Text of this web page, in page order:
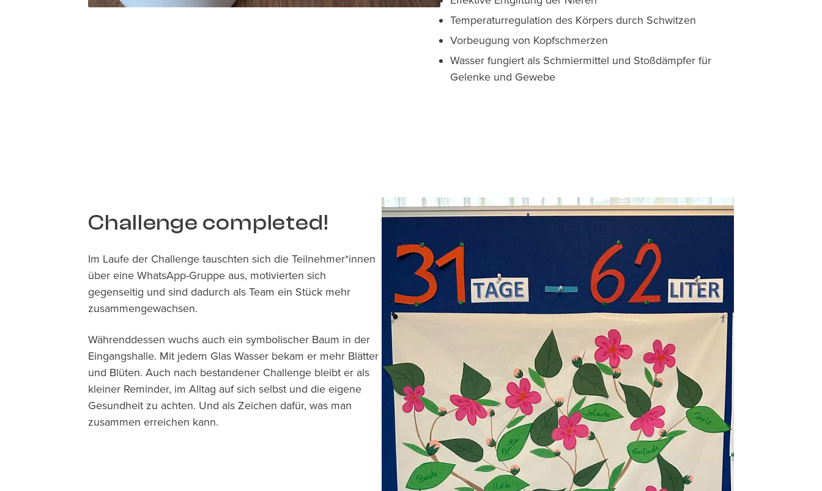
Temperaturregulation des Körpers durch Schwitzen
Vorbeugung von Kopfschmerzen
Wasser fungiert als Schmiermittel und Stoßdämpfer für
Gelenke und Gewebe
Challenge completed!
Im Laufe der Challenge tauschten sich die Teilnehmer*innen
über eine WhatsApp-Gruppe aus, motivierten sich
gegenseitig und sind dadurch als Team ein Stück mehr
zusammengewachsen.
Währenddessen wuchs auch ein symbolischer Baum in der
Eingangshalle. Mit jedem Glas Wasser bekam er mehr Blätter
und Blüten. Auch nach bestandener Challenge bleibt er als
kleiner Reminder, im Alltag auf sich selbst und die eigene
Gesundheit zu achten. Und als Zeichen dafür, was man
zusammen erreichen kann.